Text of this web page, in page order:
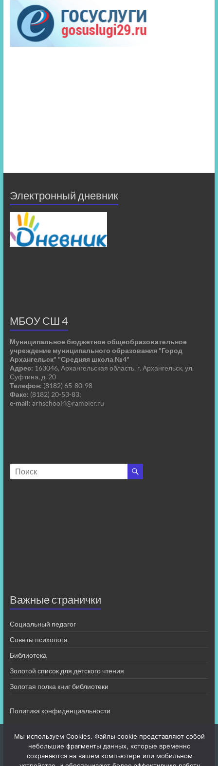
Электронный дневник
МБОУ СШ 4
Муниципальное бюджетное общеобразовательное
учреждение муниципального образования "Город
Архангельск" "Средняя школа №4"
Адрес: 163046, Архангельская область, г. Архангельск, ул.
Суфтина, д. 20
Телефон: (8182) 65-80-98
Факс: (8182) 20-53-83;
e-mail: arhschool4@rambler.ru
Важные странички
Социальный педагог
Советы психолога
Библиотека
Золотой список для детского чтения
Золотая полка книг библиотеки
Политика конфиденциальности
Мы используем Cookies. Файлы cookie представляют собой
небольшие фрагменты данных, которые временно
сохраняются на вашем компьютере или мобильном